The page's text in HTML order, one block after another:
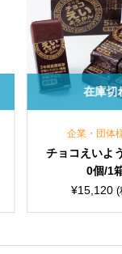
ようかん 2